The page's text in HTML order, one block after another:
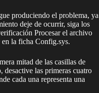
produciendo el problema, ya
deje de ocurrir, siga los
Procesar el archivo
la ficha Config.sys.
mitad de las casillas de
desactive las primeras cuatro
cada una representa una